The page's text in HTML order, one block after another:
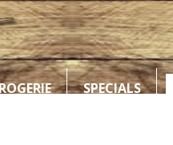
SPECIALS